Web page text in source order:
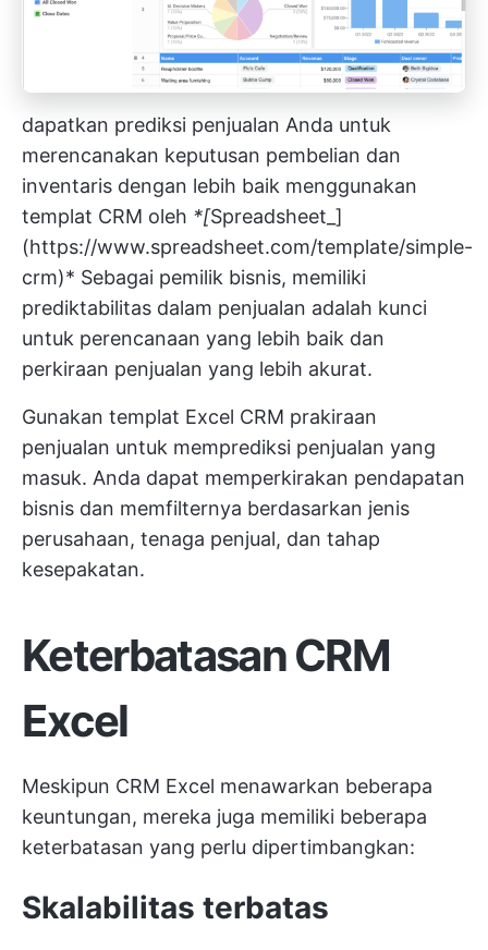
dapatkan prediksi penjualan Anda untuk
merencanakan keputusan pembelian dan
inventaris dengan lebih baik menggunakan
templat CRM oleh *[Spreadsheet_]
(https://www.spreadsheet.com/template/simple-
crm)* Sebagai pemilik bisnis, memiliki
prediktabilitas dalam penjualan adalah kunci
untuk perencanaan yang lebih baik dan
perkiraan penjualan yang lebih akurat.
Gunakan templat Excel CRM prakiraan
penjualan untuk memprediksi penjualan yang
masuk. Anda dapat memperkirakan pendapatan
bisnis dan memfilternya berdasarkan jenis
perusahaan, tenaga penjual, dan tahap
kesepakatan.
Keterbatasan CRM
Excel
Meskipun CRM Excel menawarkan beberapa
keuntungan, mereka juga memiliki beberapa
keterbatasan yang perlu dipertimbangkan:
Skalabilitas terbatas